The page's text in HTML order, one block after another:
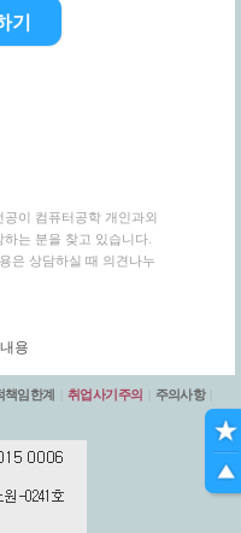
기
이 컴퓨터공학 개인과외
는 분을 찾고 있습니다.
은 상담하실 때 의견나누
용
책임한계 취업사기주의 주의사항